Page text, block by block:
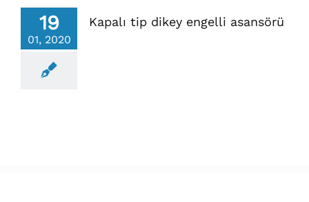
19
01, 2020
Kapalı tip dikey engelli asansörü